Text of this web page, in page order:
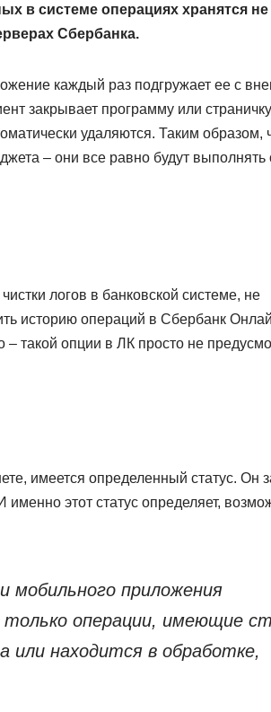
в системе операциях хранятся не
Сбербанка.
каждый раз подгружает ее с
закрывает программу или
удаляются. Таким образом,
– они все равно будут выполнять
логов в банковской системе, не
историю операций в Сбербанк
такой опции в ЛК просто не
имеется определенный статус. Он
именно этот статус определяет,
мобильного приложения
операции, имеющие
или находится в обработке,